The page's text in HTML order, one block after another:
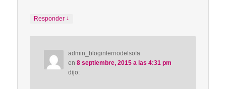
Responder ↓
admin_bloginternodelsofa
en 8 septiembre, 2015 a las 4:31 pm
dijo: